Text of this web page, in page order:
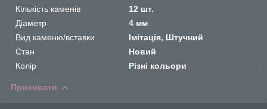
Кількість каменів
12 шт.
Діаметр
4 мм
Вид каменю/вставки
Імітація, Штучний
Стан
Новий
Колір
Різні кольори
Приховати